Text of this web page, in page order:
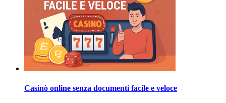
Casinò online senza documenti facile e veloce